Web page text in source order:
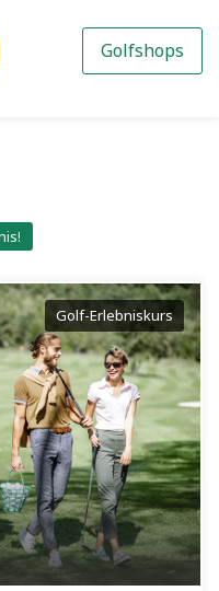
Golfshops
Golf-Erlebniskurs